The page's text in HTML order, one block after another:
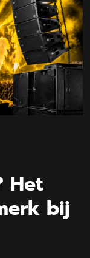
Het
bij